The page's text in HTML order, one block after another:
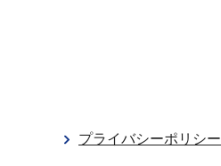
プライバシーポリシー